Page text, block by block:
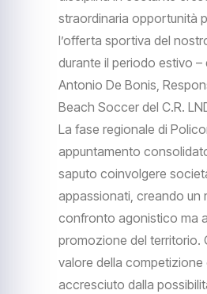
straordinaria opportunità
l’offerta sportiva del
durante il periodo estivo –
Antonio De Bonis,
Beach Soccer del C.R.
La fase regionale di
appuntamento
saputo coinvolgere
appassionati, creando un
confronto agonistico ma
promozione del territorio.
valore della competizione
accresciuto dalla